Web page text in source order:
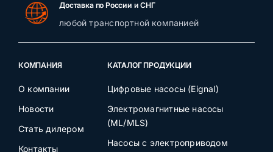
Доставка по России и СНГ
любой транспортной компанией
КОМПАНИЯ
О компании
Новости
Стать дилером
Контакты
КАТАЛОГ ПРОДУКЦИИ
Цифровые насосы (Eignal)
Электромагнитные насосы
(ML/MLS)
Насосы с электроприводом